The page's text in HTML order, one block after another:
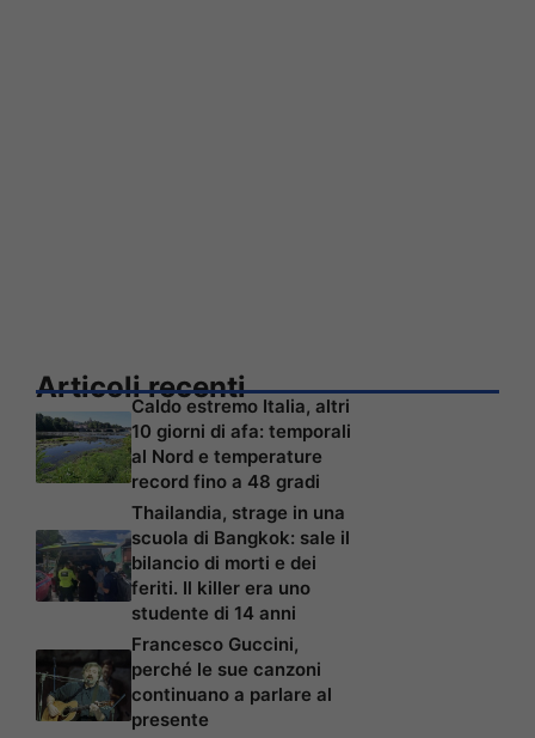
Articoli recenti
Caldo estremo Italia, altri
10 giorni di afa: temporali
al Nord e temperature
record fino a 48 gradi
Thailandia, strage in una
scuola di Bangkok: sale il
bilancio di morti e dei
feriti. Il killer era uno
studente di 14 anni
Francesco Guccini,
perché le sue canzoni
continuano a parlare al
presente